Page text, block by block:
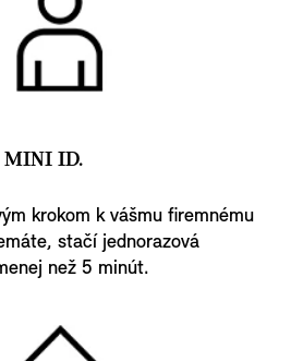
MINI ID.
krokom k vášmu firemnému
stačí jednorazová
než 5 minút.